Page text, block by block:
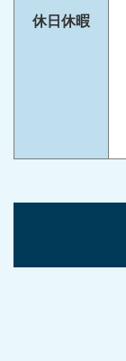
休日休暇